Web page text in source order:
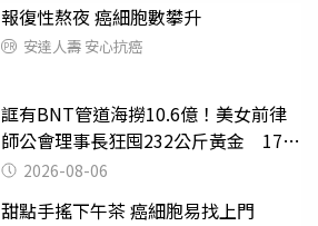
報復性熬夜 癌細胞數攀升
安達人壽 安心抗癌
誆有BNT管道海撈10.6億！美女前律
師公會理事長狂囤232公斤黃金 17人
遭起訴
2026-08-06
甜點手搖下午茶 癌細胞易找上門